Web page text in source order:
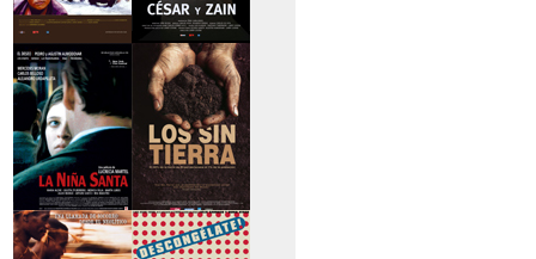
>Caravan >César y Zain
>La niña santa >Los sin tierra